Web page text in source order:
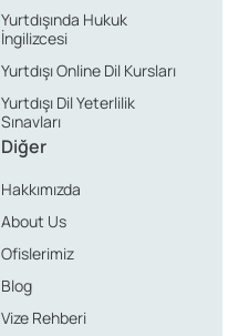
Yurtdışında Hukuk
İngilizcesi
Yurtdışı Online Dil Kursları
Yurtdışı Dil Yeterlilik
Sınavları
Diğer
Hakkımızda
About Us
Ofislerimiz
Blog
Vize Rehberi